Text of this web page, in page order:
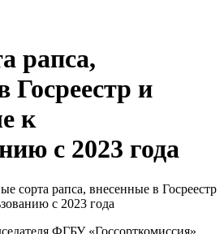
рапса,
Госреестр и
к
с 2023 года
сорта рапса, внесенные в Госреестр
с 2023 года
ФГБУ «Госсорткомиссия»